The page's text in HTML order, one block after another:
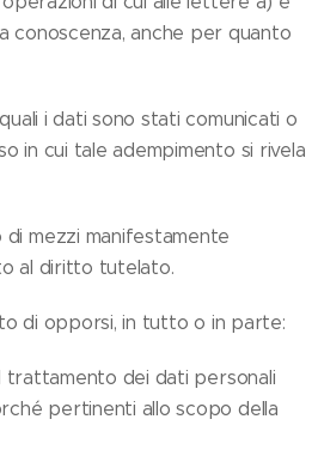
anche per quanto
i dati sono stati comunicati o
in cui tale adempimento si rivela
mezzi manifestamente
al diritto tutelato.
di opporsi, in tutto o in parte:
trattamento dei dati personali
pertinenti allo scopo della